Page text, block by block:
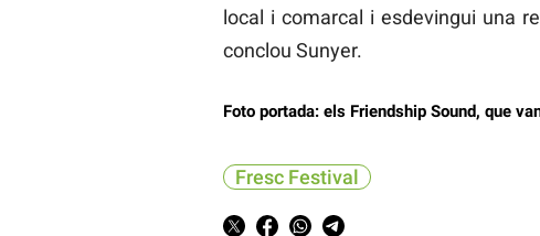
local i comarcal i esdevingui una
conclou Sunyer.
Foto portada: els Friendship Sound, que
Fresc Festival